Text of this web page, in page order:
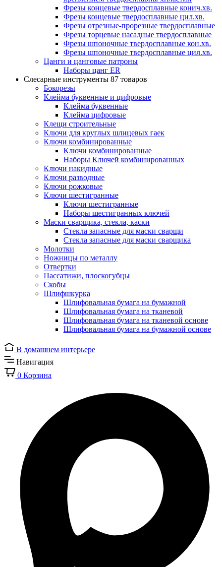
Фрезы концевые твердосплавные конич.хв.
Фрезы концевые твердосплавные цил.хв.
Фрезы отрезные-прорезные твердосплавные
Фрезы торцевые насадные твердосплавные
Фрезы шпоночные твердосплавные кон.хв.
Фрезы шпоночные твердосплавные цил.хв.
Цанги и цанговые патроны
Наборы цанг ER
Слесарные инструменты 87 товаров
Бокорезы
Клейма буквенные и цифровые
Клейма буквенные
Клейма цифровые
Клещи строительные
Ключи для круглых шлицевых гаек
Ключи комбинированные
Ключи комбинированные
Наборы Ключей комбинированных
Ключи накидные
Ключи разводные
Ключи рожковые
Ключи шестигранные
Ключи шестигранные
Наборы шестигранных ключей
Маски сварщика, стекла, каски
Стекла запасные для маски сварщи
Стекла запасные для маски сварщика
Молотки
Ножницы по металлу
Отвертки
Пассатижи, плоскогубцы
Скобы
Шлифшкурка
Шлифовальная бумага на бумажной
Шлифовальная бумага на тканевой
Шлифовальная бумага на тканевой основе
Шлифовальная бумага на бумажной основе
В домашнем интерьере
Навигация
0 Корзина